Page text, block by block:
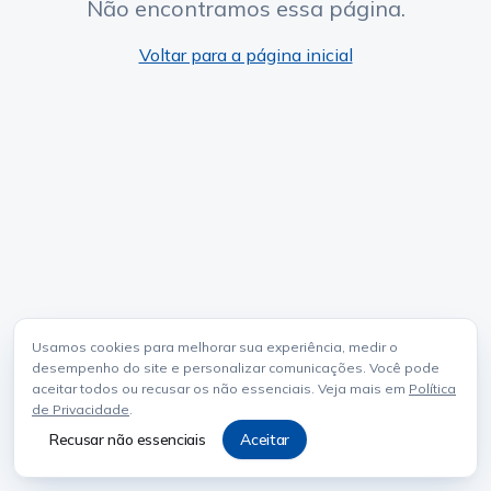
Usamos cookies para melhorar sua experiência, medir o
desempenho do site e personalizar comunicações. Você pode
aceitar todos ou recusar os não essenciais. Veja mais em Política
de Privacidade.
Recusar não essenciais Aceitar
Não encontramos essa página.
Voltar para a página inicial